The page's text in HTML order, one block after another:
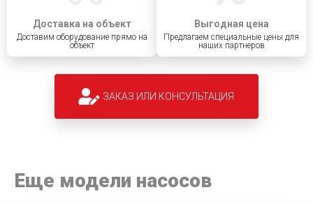
Доставка на объект
Доставим оборудование прямо на
объект
Выгодная цена
Предлагаем специальные цены для
наших партнеров
ЗАКАЗ ИЛИ КОНСУЛЬТАЦИЯ
Еще модели насосов